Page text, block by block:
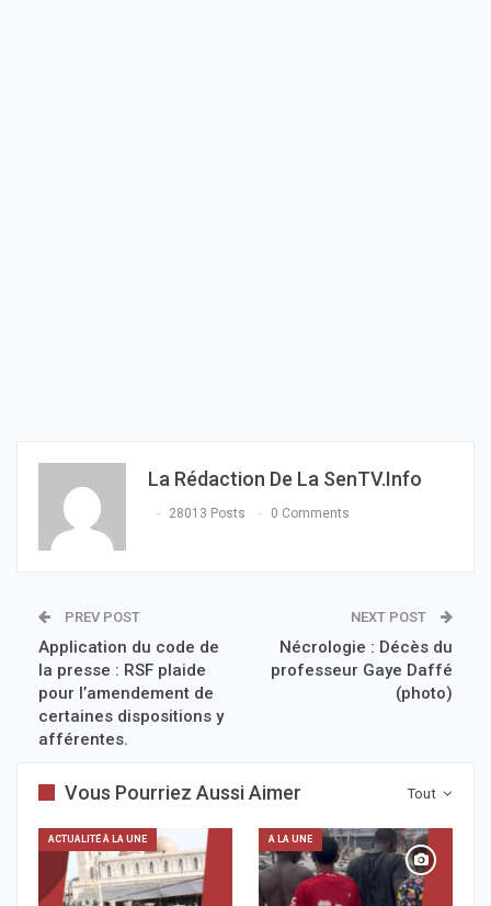
La Rédaction De La SenTV.info
28013 Posts 0 Comments
PREV POST
Application du code de
la presse : RSF plaide
pour l’amendement de
certaines dispositions y
afférentes.
NEXT POST
Nécrologie : Décès du
professeur Gaye Daffé
(photo)
Tout
Vous Pourriez Aussi Aimer
ACTUALITÉ À LA UNE A LA UNE